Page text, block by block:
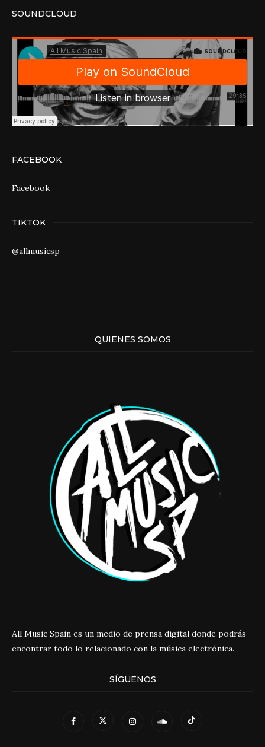
SOUNDCLOUD
FACEBOOK
Facebook
TIKTOK
@allmusicsp
QUIENES SOMOS
All Music Spain es un medio de prensa digital donde podrás
encontrar todo lo relacionado con la música electrónica.
SÍGUENOS